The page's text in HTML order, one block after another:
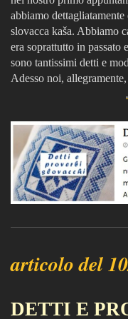
abbiamo
slovacca kaša. Abbiamo
era soprattutto in
sono tantissimi detti e
Adesso noi,
articolo del
DETTI E